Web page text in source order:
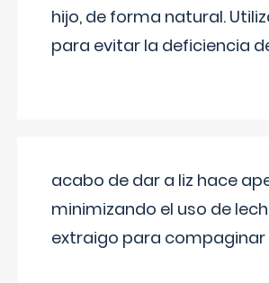
hijo, de forma natural.
para evitar la deficiencia
acabo de dar a liz hace
minimizando el uso de
extraigo para compaginar